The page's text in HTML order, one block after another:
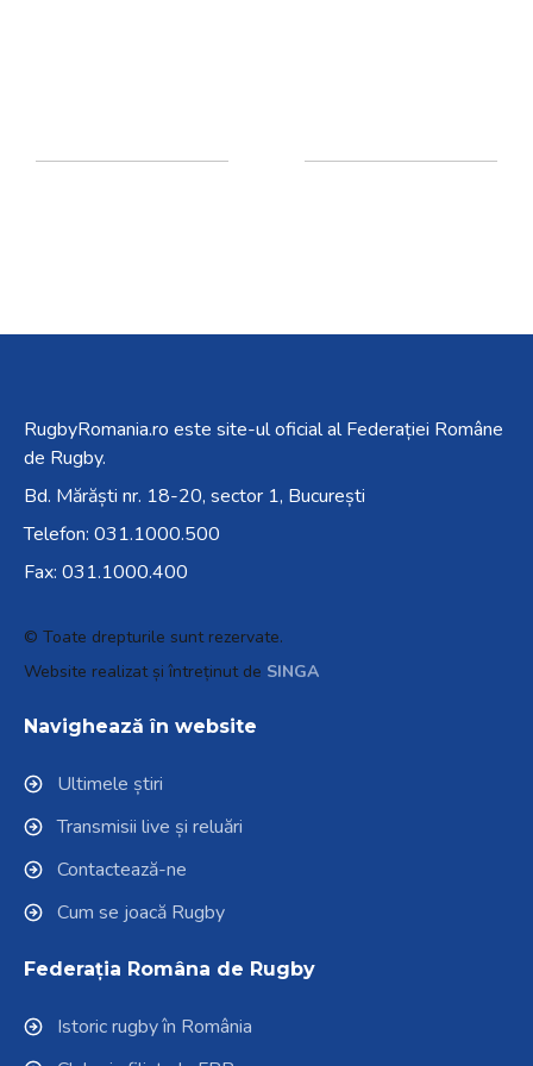
RugbyRomania.ro este site-ul oficial al Federației Române
de Rugby.
Bd. Mărăști nr. 18-20, sector 1, București
Telefon: 031.1000.500
Fax: 031.1000.400
© Toate drepturile sunt rezervate.
Website realizat și întreținut de SINGA
Navighează în website
Ultimele știri
Transmisii live și reluări
Contactează-ne
Cum se joacă Rugby
Federația Româna de Rugby
Istoric rugby în România